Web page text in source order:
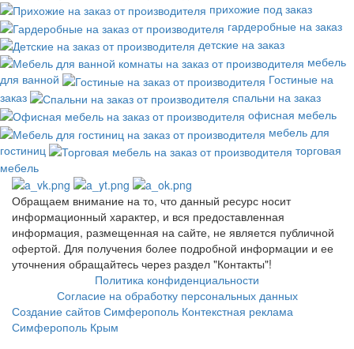
прихожие под заказ
гардеробные на заказ
детские на заказ
мебель
для ванной
Гостиные на
заказ
спальни на заказ
офисная мебель
мебель для
гостиниц
торговая
мебель
Обращаем внимание на то, что данный ресурс носит
информационный характер, и вся предоставленная
информация, размещенная на сайте, не является публичной
офертой. Для получения более подробной информации и ее
уточнения обращайтесь через раздел "Контакты"!
Политика конфиденциальности
Согласие на обработку персональных данных
Создание сайтов Симферополь Контекстная реклама
Симферополь Крым